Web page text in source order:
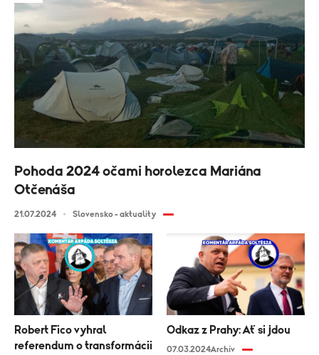
Pohoda 2024 očami horolezca Mariána
Otčenáša
21.07.2024 Slovensko - aktuality
Robert Fico vyhral
referendum o transformácii
Odkaz z Prahy: Ať si jdou
07.03.2024Archív